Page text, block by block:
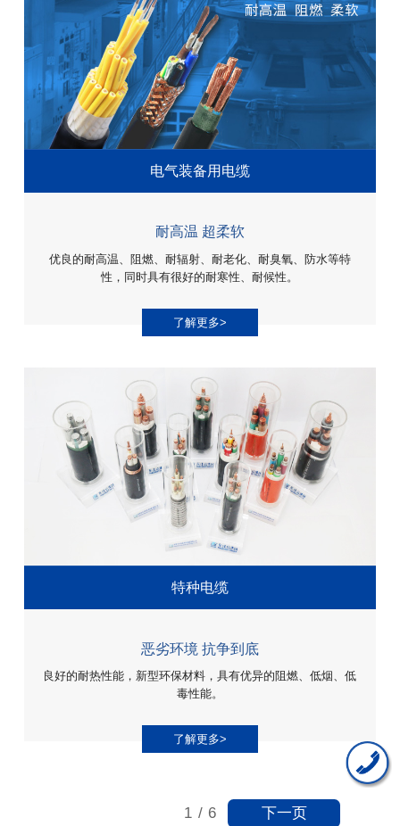
电气装备用电缆
耐高温 超柔软
优良的耐高温、阻燃、耐辐射、耐老化、耐臭氧、防水等特
性，同时具有很好的耐寒性、耐候性。
了解更多>
特种电缆
恶劣环境 抗争到底
良好的耐热性能，新型环保材料，具有优异的阻燃、低烟、低
毒性能。
了解更多>
1 / 6 下一页